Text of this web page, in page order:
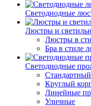
Светодиодные
Люстры и
Люстры в
Бра в стиле
Светодиодные
Круглый
Линейные
Уличные